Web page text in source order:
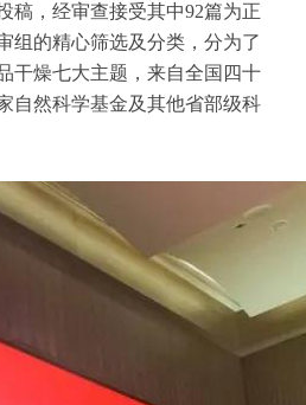
稿，经审查接受其中92篇为正
组的精心筛选及分类，分为了
干燥七大主题，来自全国四十
自然科学基金及其他省部级科